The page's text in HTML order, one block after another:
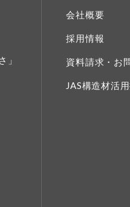
」
会社概要
採用情報
資料請求・お
JAS構造材活